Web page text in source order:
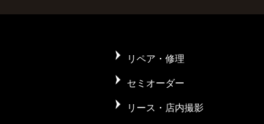
リペア・修理
セミオーダー
リース・店内撮影